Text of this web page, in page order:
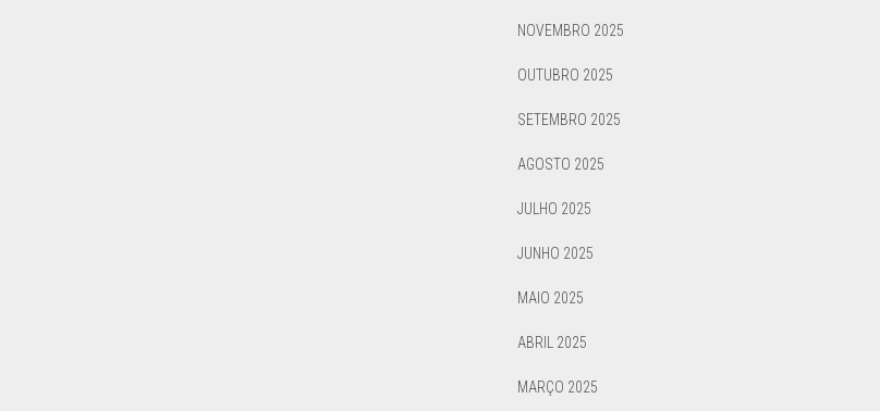
NOVEMBRO 2025
OUTUBRO 2025
SETEMBRO 2025
AGOSTO 2025
JULHO 2025
JUNHO 2025
MAIO 2025
ABRIL 2025
MARÇO 2025